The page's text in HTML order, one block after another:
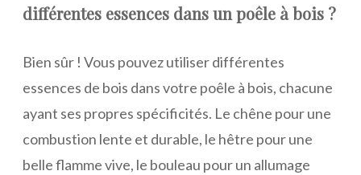
différentes essences dans un poêle à bois ?
Bien sûr ! Vous pouvez utiliser différentes
essences de bois dans votre poêle à bois, chacune
ayant ses propres spécificités. Le chêne pour une
combustion lente et durable, le hêtre pour une
belle flamme vive, le bouleau pour un allumage